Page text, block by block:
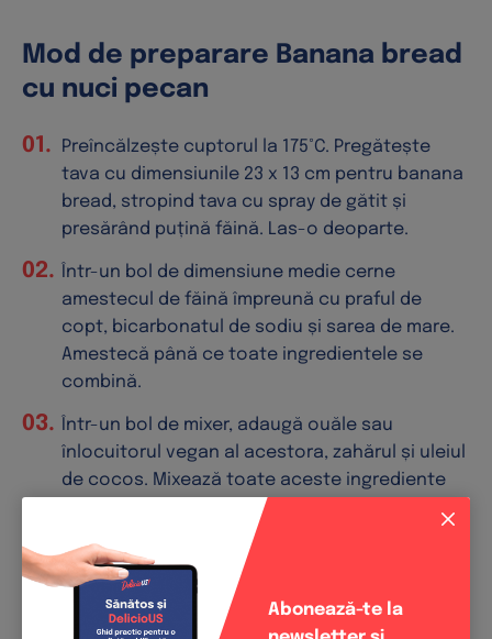
Mod de preparare Banana bread
cu nuci pecan
Preîncălzește cuptorul la 175°C. Pregătește
tava cu dimensiunile 23 x 13 cm pentru banana
bread, stropind tava cu spray de gătit și
presărând puțină făină. Las-o deoparte.
Într-un bol de dimensiune medie cerne
amestecul de făină împreună cu praful de
copt, bicarbonatul de sodiu și sarea de mare.
Amestecă până ce toate ingredientele se
combină.
Într-un bol de mixer, adaugă ouăle sau
înlocuitorul vegan al acestora, zahărul și uleiul
de cocos. Mixează toate aceste ingrediente
timp de 2 minute, la viteză medie-mică.
Răzuiește păstăile de vanilie și adaugă-le în
compoziție. Adaugă iaurtul de soia și piureul
de banane. Amestecă ingredientele pentru
încă 2 minute, la viteză medie-mică. Răzuiește
Abonează-te la